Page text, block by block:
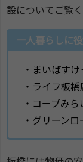
設についてご覧く
一人暮らしに
・まいばす
・ライフ板橋
・コープみ
・グリーン